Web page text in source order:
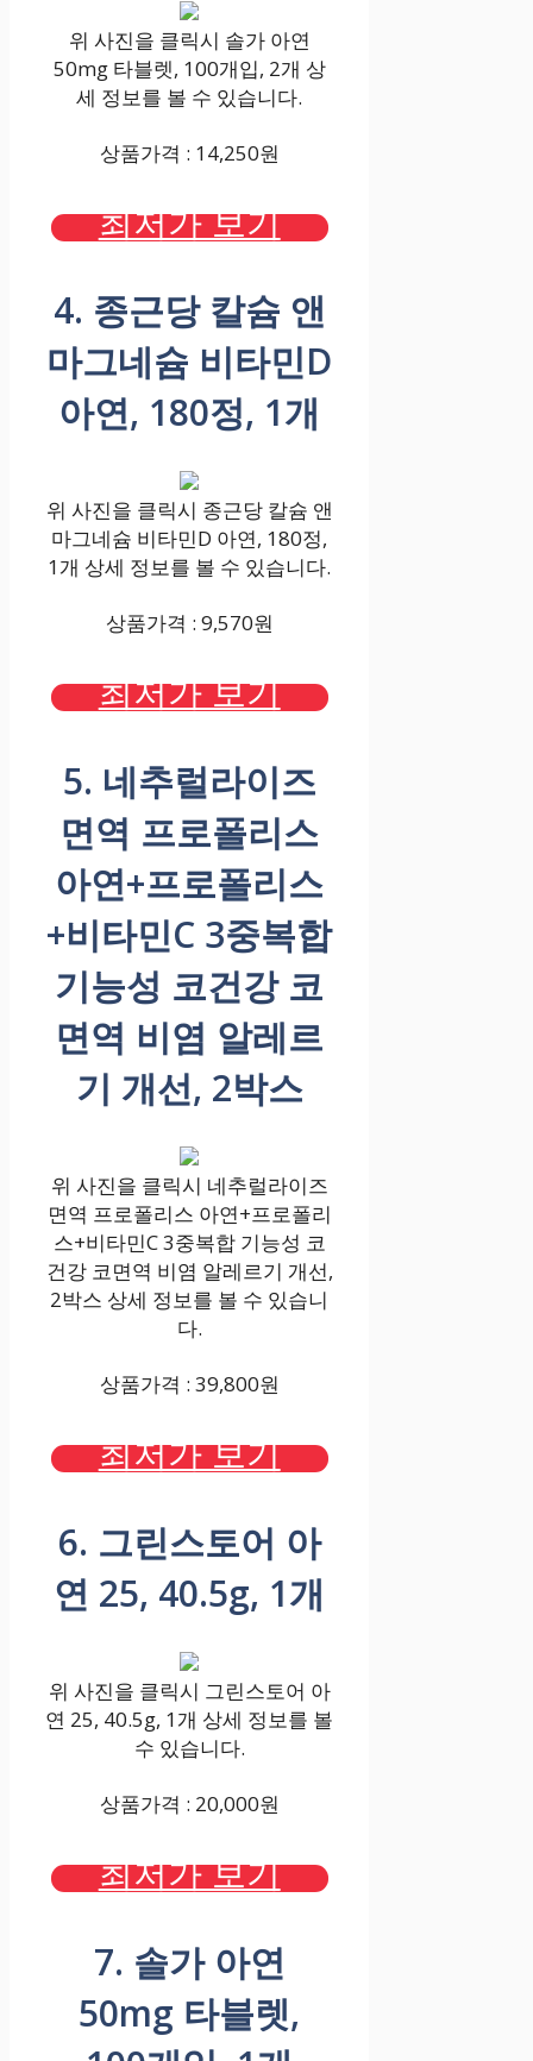
위 사진을 클릭시 솔가 아연
50mg 타블렛, 100개입, 2개 상
세 정보를 볼 수 있습니다.
상품가격 : 14,250원
최저가 보기
4. 종근당 칼슘 앤
마그네슘 비타민D
아연, 180정, 1개
위 사진을 클릭시 종근당 칼슘 앤
마그네슘 비타민D 아연, 180정,
1개 상세 정보를 볼 수 있습니다.
상품가격 : 9,570원
최저가 보기
5. 네추럴라이즈
면역 프로폴리스
아연+프로폴리스
+비타민C 3중복합
기능성 코건강 코
면역 비염 알레르
기 개선, 2박스
위 사진을 클릭시 네추럴라이즈
면역 프로폴리스 아연+프로폴리
스+비타민C 3중복합 기능성 코
건강 코면역 비염 알레르기 개선,
2박스 상세 정보를 볼 수 있습니
다.
상품가격 : 39,800원
최저가 보기
6. 그린스토어 아
연 25, 40.5g, 1개
위 사진을 클릭시 그린스토어 아
연 25, 40.5g, 1개 상세 정보를 볼
수 있습니다.
상품가격 : 20,000원
최저가 보기
7. 솔가 아연
50mg 타블렛,